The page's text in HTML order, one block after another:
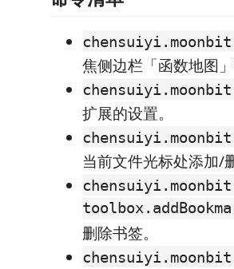
焦侧边栏「函数地图」
扩展的设置。
当前文件光标处添加/
删除书签。